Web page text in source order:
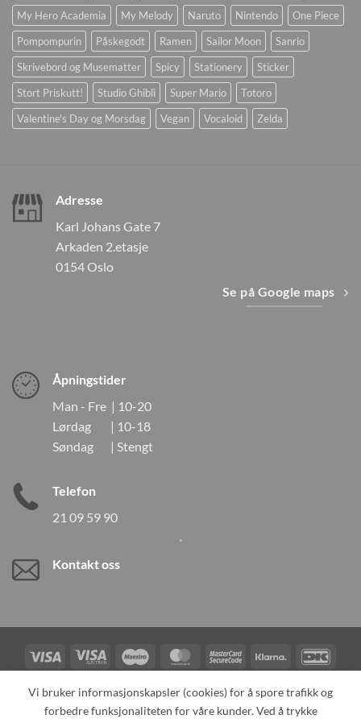
My Hero Academia
My Melody Naruto Nintendo
One Piece
Pompompurin
Påskegodt Ramen Sailor Moon
Sanrio
Skrivebord og Musematter
Spicy Stationery
Sticker
Stort Priskutt!
Studio Ghibli Super Mario
Totoro
Valentine's Day og Morsdag
Vegan Vocaloid Zelda
Adresse
Karl Johans Gate 7
Arkaden 2.etasje
0154 Oslo
Se på Google maps
Åpningstider
Man - Fre | 10-20
Lørdag | 10-18
Søndag | Stengt
Telefon
21 09 59 90
Kontakt oss
Visa
Visa
Electron
Maestro MasterCardMasterCard
2
Klarna
Card
TILBAKEKALLINGER KONTAKT OSS OM OSS
Vi bruker informasjonskapsler (cookies) for å spore trafikk og
forbedre funksjonaliteten for våre kunder. Ved å trykke